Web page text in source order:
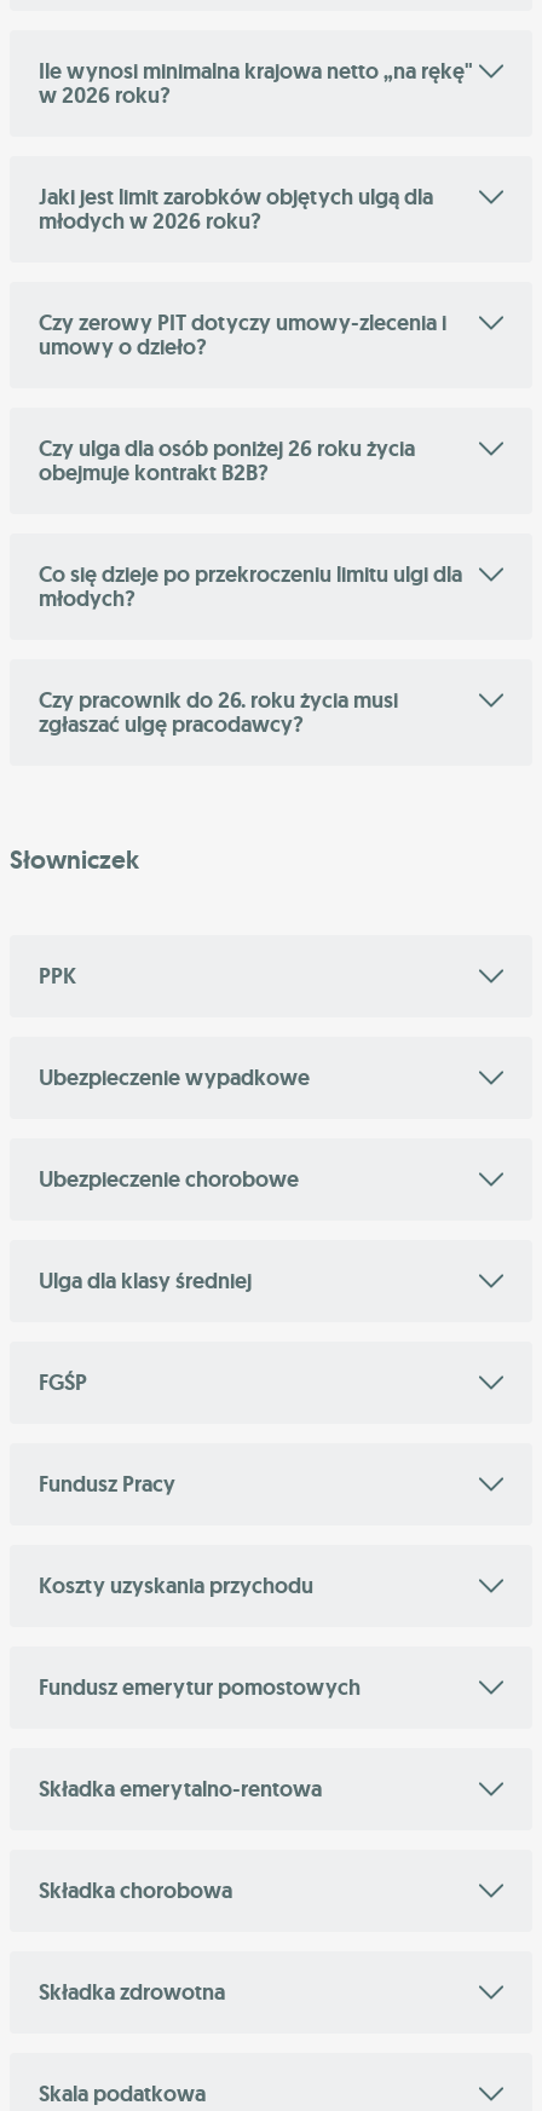
Ile wynosi minimalna krajowa netto „na rękę"
w 2026 roku?
Jaki jest limit zarobków objętych ulgą dla
młodych w 2026 roku?
Czy zerowy PIT dotyczy umowy-zlecenia i
umowy o dzieło?
Czy ulga dla osób poniżej 26 roku życia
obejmuje kontrakt B2B?
Co się dzieje po przekroczeniu limitu ulgi dla
młodych?
Czy pracownik do 26. roku życia musi
zgłaszać ulgę pracodawcy?
Słowniczek
PPK
Ubezpieczenie wypadkowe
Ubezpieczenie chorobowe
Ulga dla klasy średniej
FGŚP
Fundusz Pracy
Koszty uzyskania przychodu
Fundusz emerytur pomostowych
Składka emerytalno-rentowa
Składka chorobowa
Składka zdrowotna
Skala podatkowa